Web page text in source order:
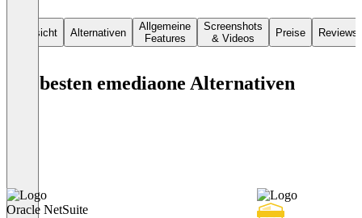
Übersicht Alternativen
Allgemeine
Features
Screenshots
& Videos
Preise Reviews
Die besten emediaone Alternativen
Oracle NetSuite